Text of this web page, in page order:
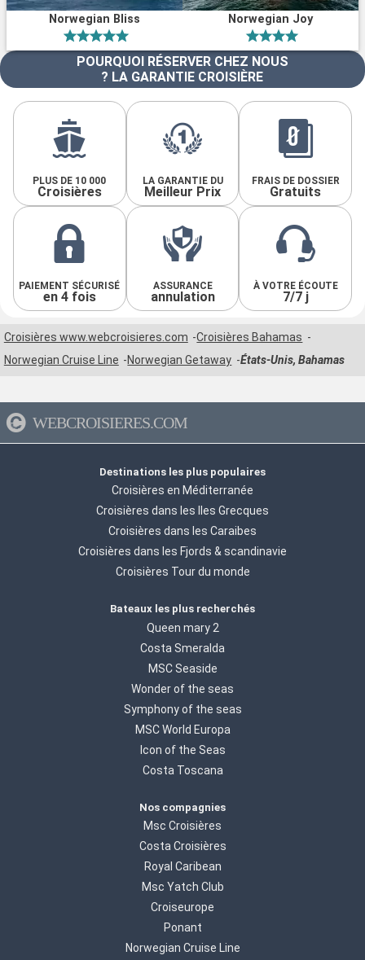
Norwegian Bliss Norwegian Joy
POURQUOI RÉSERVER CHEZ NOUS
? LA GARANTIE CROISIÈRE
PLUS DE 10 000
Croisières
LA GARANTIE DU
Meilleur Prix
FRAIS DE DOSSIER
Gratuits
PAIEMENT SÉCURISÉ
en 4 fois
ASSURANCE
annulation
À VOTRE ÉCOUTE
7/7 j
Croisières www.webcroisieres.com
Croisières Bahamas
Norwegian Cruise Line
Norwegian Getaway États-Unis, Bahamas
WEBCROISIERES.COM
Destinations les plus populaires
Croisières en Méditerranée
Croisières dans les Iles Grecques
Croisières dans les Caraibes
Croisières dans les Fjords & scandinavie
Croisières Tour du monde
Bateaux les plus recherchés
Queen mary 2
Costa Smeralda
MSC Seaside
Wonder of the seas
Symphony of the seas
MSC World Europa
Icon of the Seas
Costa Toscana
Nos compagnies
Msc Croisières
Costa Croisières
Royal Caribean
Msc Yatch Club
Croiseurope
Ponant
Norwegian Cruise Line